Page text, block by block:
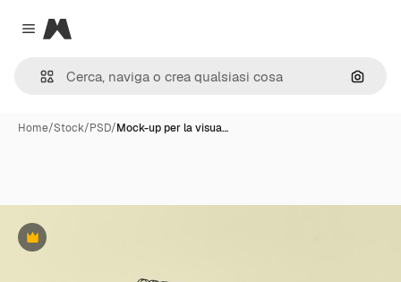
Close menu
Magnific
Cerca
Home/Stock/PSD/Mock-up per la visua…
Premium